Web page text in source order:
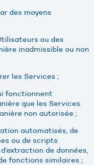
des moyens
ou des
inadmissible ou non
les Services ;
fonctionnent
que les Services
non autorisée ;
automatisés, de
ou de scripts
de données,
fonctions similaires ;